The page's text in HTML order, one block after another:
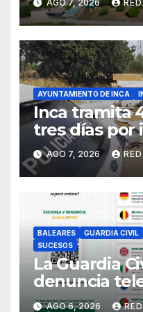
Sineu
AGO 7, 2026
AYUNTAMIENTO DE INCA
Inca tramita
tres días por
gestión de
AGO 7, 2026
BALEARES GUARDIA CIVIL
SUCESOS
La Guardia
denuncia
ciudadanos
AGO 6, 2026